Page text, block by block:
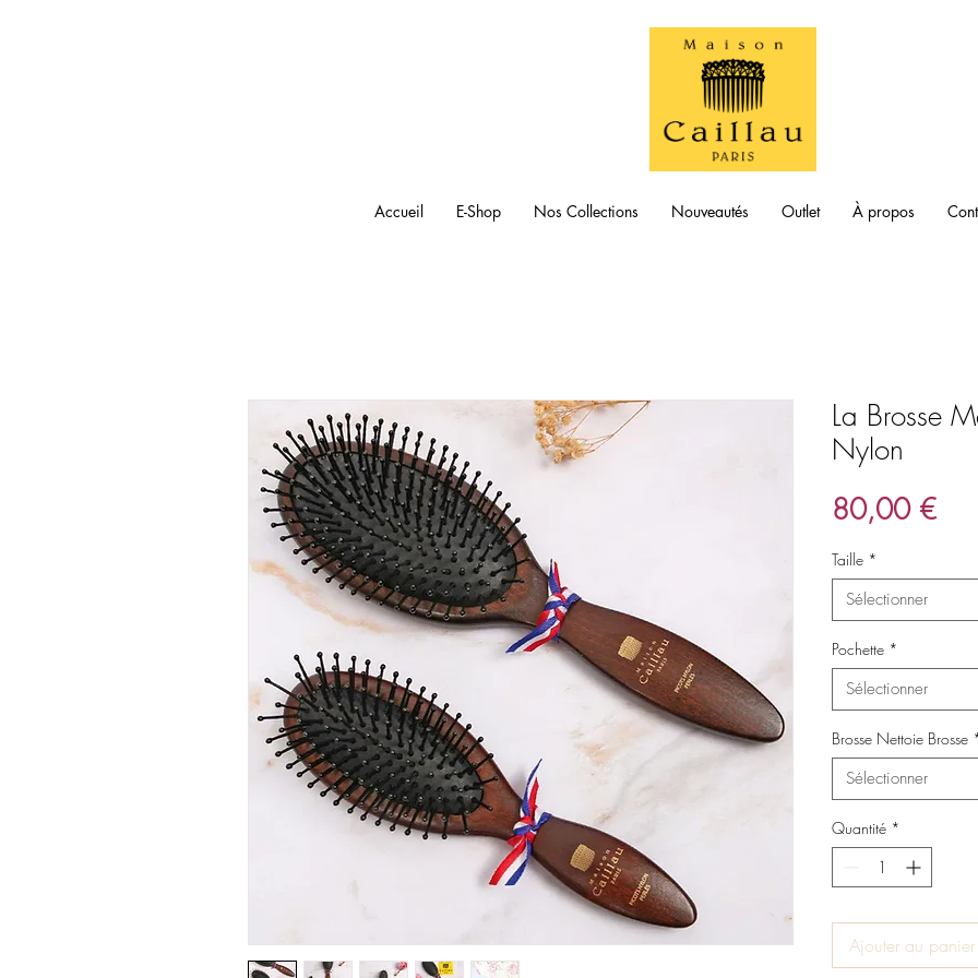
Accueil E-Shop Nos Collections Nouveautés Outlet À propos
La Brosse
Nylon
80,00 €Prix
Taille *
Sélectionner
Pochette *
Sélectionner
Brosse Nettoie Brosse
Sélectionner
Quantité *
Ajouter au panier